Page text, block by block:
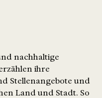
nachhaltige
ihre
Stellenangebote und
Land und Stadt. So